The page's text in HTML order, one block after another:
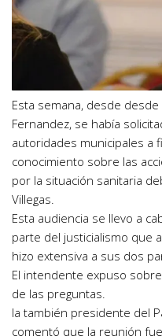
Esta semana, desde
Fernandez, se había
autoridades municipales a
conocimiento sobre las
por la situación sanitaria
Villegas.
Esta audiencia se llevo a
parte del justicialismo que
hizo extensiva a sus dos
El intendente expuso
de las preguntas.
la también presidente del
comentó que la reunión